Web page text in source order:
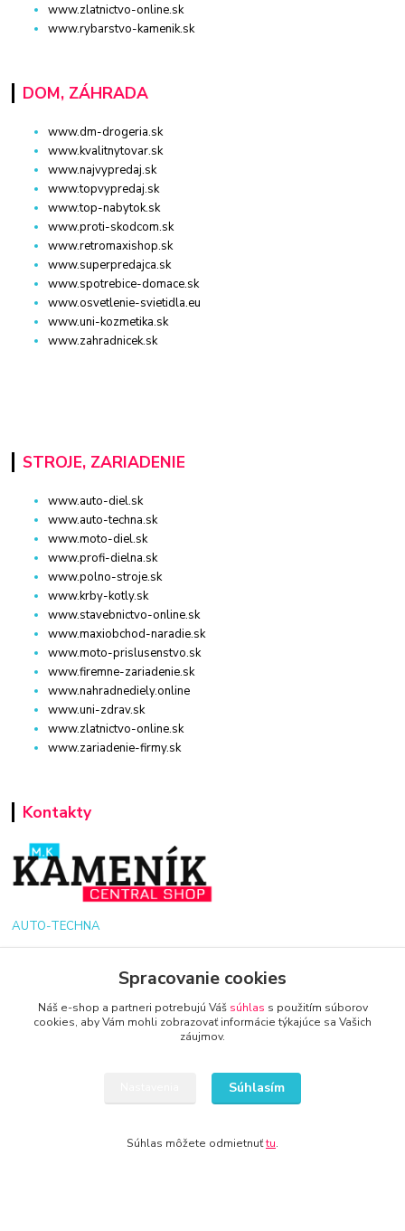
www.zlatnictvo-online.sk
www.rybarstvo-kamenik.sk
DOM, ZÁHRADA
www.dm-drogeria.sk
www.kvalitnytovar.sk
www.najvypredaj.sk
www.topvypredaj.sk
www.top-nabytok.sk
www.proti-skodcom.sk
www.retromaxishop.sk
www.superpredajca.sk
www.spotrebice-domace.sk
www.osvetlenie-svietidla.eu
www.uni-kozmetika.sk
www.zahradnicek.sk
STROJE, ZARIADENIE
www.auto-diel.sk
www.auto-techna.sk
www.moto-diel.sk
www.profi-dielna.sk
www.polno-stroje.sk
www.krby-kotly.sk
www.stavebnictvo-online.sk
www.maxiobchod-naradie.sk
www.moto-prislusenstvo.sk
www.firemne-zariadenie.sk
www.nahradnediely.online
www.uni-zdrav.sk
www.zlatnictvo-online.sk
www.zariadenie-firmy.sk
Kontakty
AUTO-TECHNA
+421 940 949 000
info@kamenik.sk
© 2024 Všetky práva vyhradené KAMENIK.SK
Spracovanie cookies
Náš e-shop a partneri potrebujú Váš súhlas s použitím súborov
cookies, aby Vám mohli zobrazovať informácie týkajúce sa Vašich
záujmov.
Súhlasím
Súhlas môžete odmietnuťtu.